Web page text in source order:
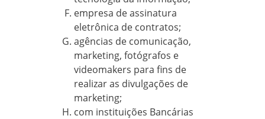
empresa de assinatura
eletrônica de contratos;
agências de comunicação,
marketing, fotógrafos e
videomakers para fins de
realizar as divulgações de
marketing;
com instituições Bancárias